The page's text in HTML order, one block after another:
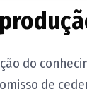
do
de